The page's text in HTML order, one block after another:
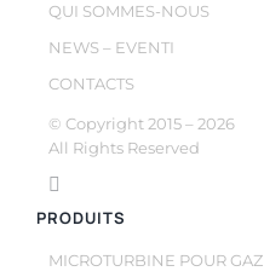
QUI SOMMES-NOUS
NEWS – EVENTI
CONTACTS
© Copyright 2015 – 2026
All Rights Reserved
PRODUITS
MICROTURBINE POUR GAZ